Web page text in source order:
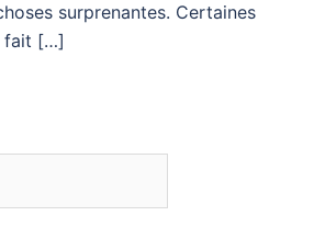
surprenantes. Certaines
fait […]